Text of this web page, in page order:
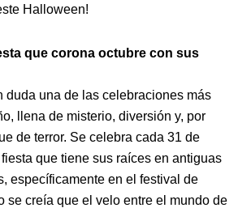
Halloween!
que corona octubre con sus
duda una de las celebraciones más
llena de misterio, diversión y, por
de terror. Se celebra cada 31 de
que tiene sus raíces en antiguas
específicamente en el festival de
se creía que el velo entre el mundo de